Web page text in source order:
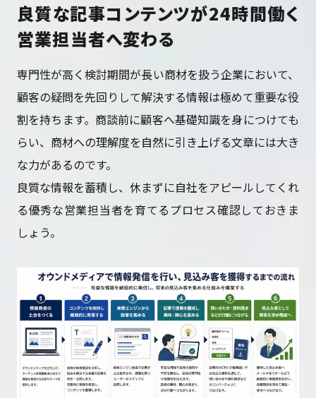
良質な記事コンテンツが24時間働く
営業担当者へ変わる
専門性が高く検討期間が長い商材を扱う企業において、
顧客の疑問を先回りして解決する情報は極めて重要な役
割を持ちます。商談前に顧客へ基礎知識を身につけても
らい、商材への理解度を自然に引き上げる文章には大き
な力があるのです。
良質な情報を蓄積し、休まずに自社をアピールしてくれ
る優秀な営業担当者を育てるプロセス確認しておきま
しょう。